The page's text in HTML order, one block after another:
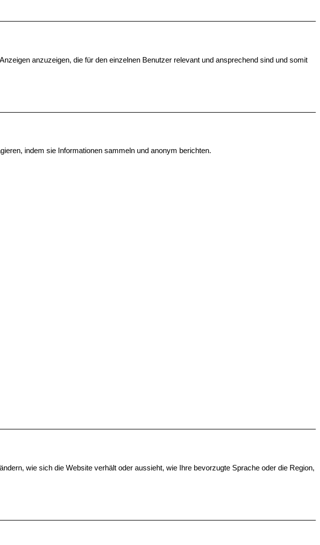
anzuzeigen, die für den einzelnen Benutzer relevant und ansprechend sind und somit
indem sie Informationen sammeln und anonym berichten.
wie sich die Website verhält oder aussieht, wie Ihre bevorzugte Sprache oder die Region,